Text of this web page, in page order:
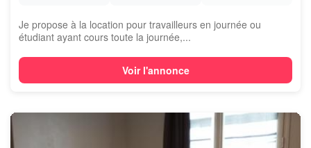
Je propose à la location pour travailleurs en journée ou
étudiant ayant cours toute la journée,...
Voir l'annonce